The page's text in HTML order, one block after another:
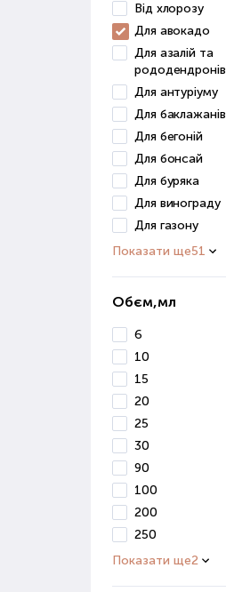
Від хлорозу
Для авокадо
Для азалій та
рододендронів
Для антуріуму
Для баклажанів
Для бегоній
Для бонсай
Для буряка
Для винограду
Для газону
Показати ще51
Обєм,мл
6
10
15
20
25
30
90
100
200
250
Показати ще2